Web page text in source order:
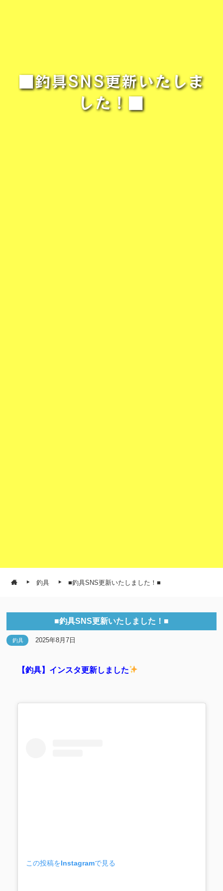
■釣具SNS更新いたしま
した！■
釣具 ■釣具SNS更新いたしました！■
■釣具SNS更新いたしました！■
釣具 2025年8月7日
【釣具】インスタ更新しました
この投稿をInstagramで見る